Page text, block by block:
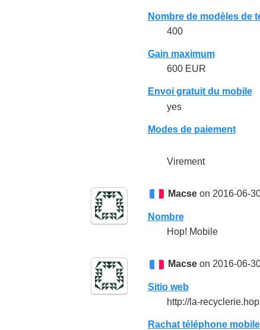
Nombre de modèles de
400
Gain maximum
600 EUR
Envoi gratuit du mobile
yes
Modes de paiement
Virement
Macseon 2016-06-
Nombre
Hop! Mobile
Macseon 2016-06-
Sitio web
http://la-
Rachat téléphone mobile